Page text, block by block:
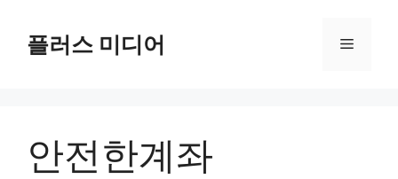
플러스 미디어 메
안전한계좌